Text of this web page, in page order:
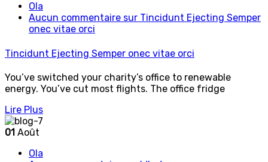
Ola
Aucun commentaire sur Tincidunt Ejecting Semper
onec vitae orci
Tincidunt Ejecting Semper onec vitae orci
You’ve switched your charity’s office to renewable
energy. You’ve cut most flights. The office fridge
Lire Plus
01 Août
Ola